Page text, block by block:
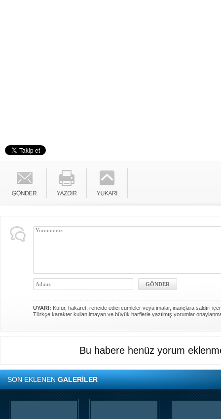
UYARI: Küfür, hakaret, rencide edici cümleler veya imalar, inançlara saldırı
Türkçe karakter kullanılmayan ve büyük harflerle yazılmış yorumlar
Bu habere henüz yorum
SON EKLENENGALERİLER